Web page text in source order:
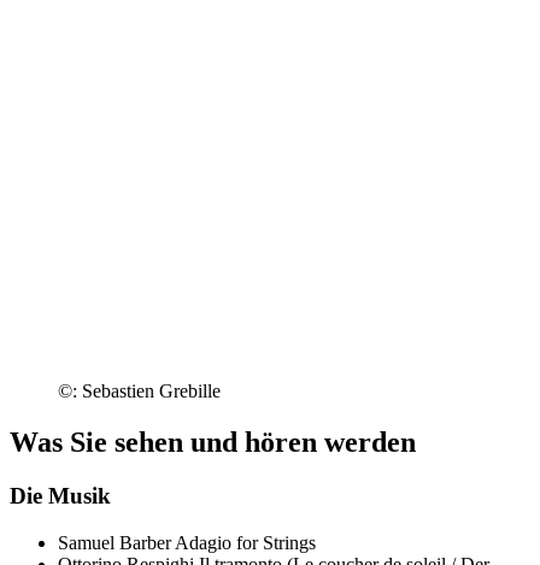
©: Sebastien Grebille
Was Sie sehen und hören werden
Die Musik
Samuel Barber Adagio for Strings